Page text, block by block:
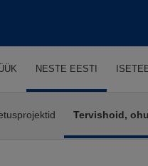
NESTE EESTI
Tervishoid,